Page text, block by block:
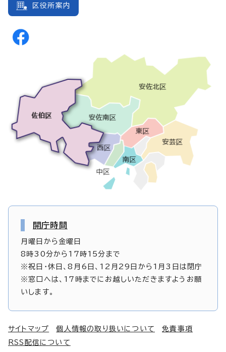
区役所案内
開庁時間
月曜日から金曜日
8時30分から17時15分まで
※祝日・休日、8月6日、12月29日から1月3日は閉庁
※窓口へは、17時までにお越しいただきますようお願
いします。
サイトマップ 個人情報の取り扱いについて
免責事項
RSS配信について